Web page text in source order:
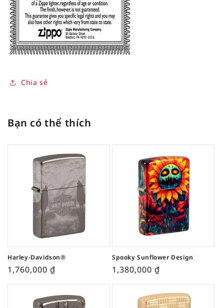
Chia sẻ
Bạn có thể thích
Harley-Davidson®
1,760,000 ₫
Spooky Sunflower Design
1,380,000 ₫